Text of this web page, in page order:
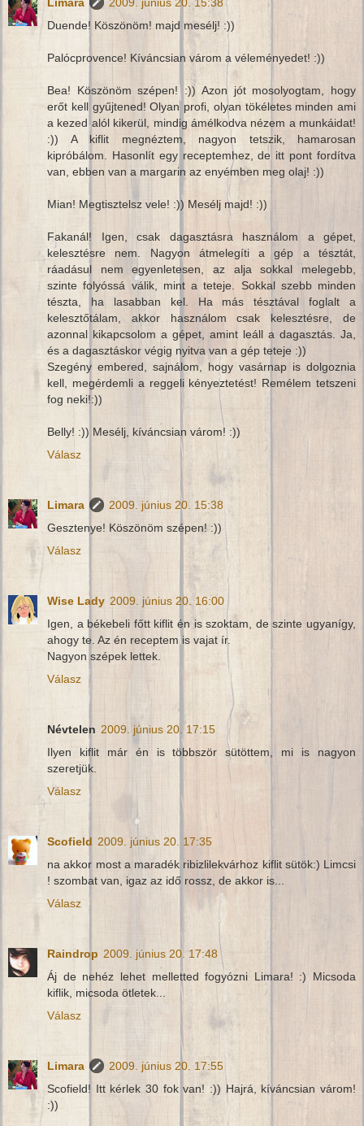
Duende! Köszönöm! majd mesélj! :))
Palócprovence! Kíváncsian várom a véleményedet! :))
Bea! Köszönöm szépen! :)) Azon jót mosolyogtam, hogy
erőt kell gyűjtened! Olyan profi, olyan tökéletes minden ami
a kezed alól kikerül, mindig ámélkodva nézem a munkáidat!
:)) A kiflit megnéztem, nagyon tetszik, hamarosan
kipróbálom. Hasonlít egy receptemhez, de itt pont fordítva
van, ebben van a margarin az enyémben meg olaj! :))
Mian! Megtisztelsz vele! :)) Mesélj majd! :))
Fakanál! Igen, csak dagasztásra használom a gépet,
kelesztésre nem. Nagyon átmelegíti a gép a tésztát,
ráadásul nem egyenletesen, az alja sokkal melegebb,
szinte folyóssá válik, mint a teteje. Sokkal szebb minden
tészta, ha lasabban kel. Ha más tésztával foglalt a
kelesztőtálam, akkor használom csak kelesztésre, de
azonnal kikapcsolom a gépet, amint leáll a dagasztás. Ja,
és a dagasztáskor végig nyitva van a gép teteje :))
Szegény embered, sajnálom, hogy vasárnap is dolgoznia
kell, megérdemli a reggeli kényeztetést! Remélem tetszeni
fog neki!:))
Belly! :)) Mesélj, kíváncsian várom! :))
Válasz
Limara
2009. június 20. 15:38
Gesztenye! Köszönöm szépen! :))
Válasz
Wise Lady 2009. június 20. 16:00
Igen, a békebeli főtt kiflit én is szoktam, de szinte ugyanígy,
ahogy te. Az én receptem is vajat ír.
Nagyon szépek lettek.
Válasz
Névtelen 2009. június 20. 17:15
Ilyen kiflit már én is többször sütöttem, mi is nagyon
szeretjük.
Válasz
Scofield 2009. június 20. 17:35
na akkor most a maradék ribizlilekvárhoz kiflit sütök:) Limcsi
! szombat van, igaz az idő rossz, de akkor is...
Válasz
Raindrop 2009. június 20. 17:48
Áj de nehéz lehet melletted fogyózni Limara! :) Micsoda
kiflik, micsoda ötletek...
Válasz
Limara
2009. június 20. 17:55
Scofield! Itt kérlek 30 fok van! :)) Hajrá, kíváncsian várom!
:))